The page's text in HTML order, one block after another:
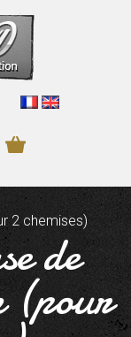
2 chemises)
de
(pour